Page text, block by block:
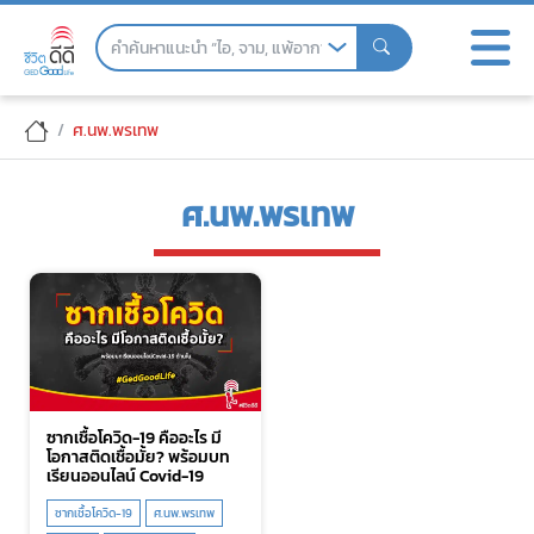
Skip
ศ.นพ.พรเทพ
ศ.นพ.พรเทพ
ซากเชื้อโควิด-19 คืออะไร มี
โอกาสติดเชื้อมั้ย? พร้อมบท
เรียนออนไลน์ Covid-19
ซากเชื้อโควิด-19
ศ.นพ.พรเทพ